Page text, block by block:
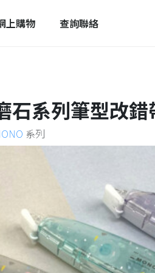
上購物 查詢聯絡
石系列筆型改錯
系列